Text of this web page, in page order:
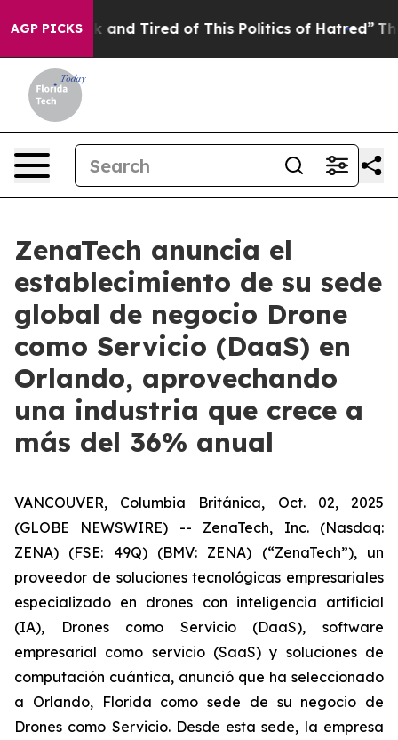
AGP PICKS
Sick and Tired of This Politics of Hatred” The Story
ZenaTech anuncia el
establecimiento de su sede
global de negocio Drone
como Servicio (DaaS) en
Orlando, aprovechando
una industria que crece a
más del 36% anual
VANCOUVER, Columbia Británica, Oct. 02, 2025
(GLOBE NEWSWIRE) -- ZenaTech, Inc. (Nasdaq:
ZENA) (FSE: 49Q) (BMV: ZENA) (“ZenaTech”), un
proveedor de soluciones tecnológicas empresariales
especializado en drones con inteligencia artificial
(IA), Drones como Servicio (DaaS), software
empresarial como servicio (SaaS) y soluciones de
computación cuántica, anunció que ha seleccionado
a Orlando, Florida como sede de su negocio de
Drones como Servicio. Desde esta sede, la empresa